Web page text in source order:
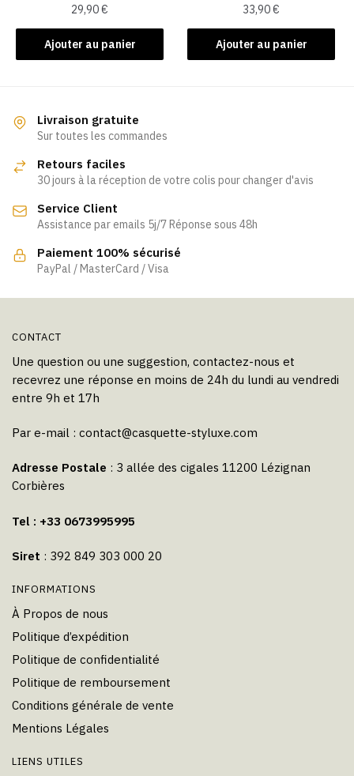
du
produit
du
produit
29,90€
Ajouter au panier
33,90€
Ajouter au panier
Livraison gratuite
Sur toutes les commandes
Retours faciles
30 jours à la réception de votre colis pour changer d'avis
Service Client
Assistance par emails 5j/7 Réponse sous 48h
Paiement 100% sécurisé
PayPal / MasterCard / Visa
CONTACT
Une question ou une suggestion, contactez-nous et
recevrez une réponse en moins de 24h du lundi au vendredi
entre 9h et 17h
Par e-mail : contact@casquette-styluxe.com
Adresse Postale : 3 allée des cigales 11200 Lézignan
Corbières
Tel : +33 0673995995
Siret : 392 849 303 000 20
INFORMATIONS
À Propos de nous
Politique d’expédition
Politique de confidentialité
Politique de remboursement
Conditions générale de vente
Mentions Légales
LIENS UTILES